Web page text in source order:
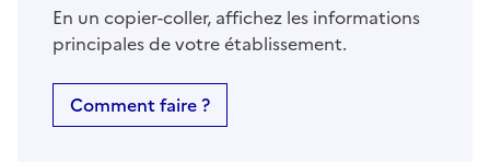
En un copier-coller, affichez les informations
principales de votre établissement.
Comment faire ?